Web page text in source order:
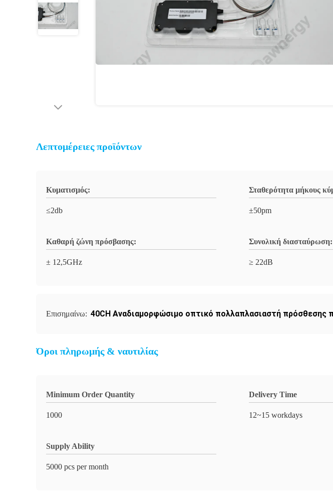
Λεπτομέρειες προϊόντων
Κυματισμός:
≤2db
Σταθερότητα μήκους
±50pm
Καθαρή ζώνη πρόσβασης:
± 12,5GHz
Συνολική διασταύρωση:
≥ 22dB
Επισημαίνω: 40CH Αναδιαμορφώσιμο οπτικό πολλαπλασιαστή πρόσθεσης
Όροι πληρωμής & ναυτιλίας
Minimum Order Quantity
1000
Delivery Time
12~15 workdays
Supply Ability
5000 pcs per month